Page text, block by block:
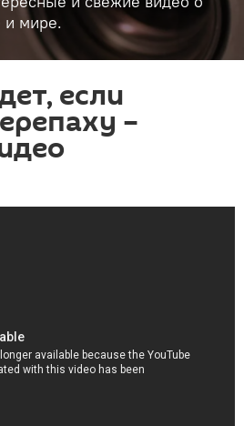
и мире.
если
–